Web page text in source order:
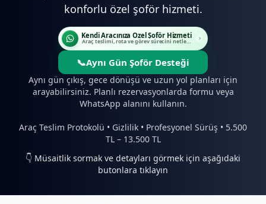
konforlu özel şoför hizmeti.
Kendi Aracınıza Özel Şoför Hizmeti
Araç teslimi, rota ve görev sürecini netleştirin.
📞Aynı Gün Şoför Desteği
Aynı gün çıkış, gece dönüşü ve uzun yol planları için
arayabilirsiniz. Planlı rezervasyonlarda formu veya
WhatsApp alanını kullanın.
Araç Teslim Protokolü • Gizlilik • Profesyonel Sürüş • 5.500
TL – 13.500 TL
👇 Müsaitlik sormak ve detayları görmek için aşağıdaki
butonlara tıklayın